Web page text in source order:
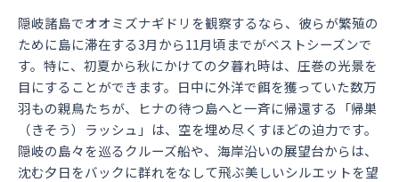
隠岐諸島でオオミズナギドリを観察するなら、彼らが繁殖の
ために島に滞在する3月から11月頃までがベストシーズンで
す。特に、初夏から秋にかけての夕暮れ時は、圧巻の光景を
目にすることができます。日中に外洋で餌を獲っていた数万
羽もの親鳥たちが、ヒナの待つ島へと一斉に帰還する「帰巣
（きそう）ラッシュ」は、空を埋め尽くすほどの迫力です。
隠岐の島々を巡るクルーズ船や、海岸沿いの展望台からは、
沈む夕日をバックに群れをなして飛ぶ美しいシルエットを望